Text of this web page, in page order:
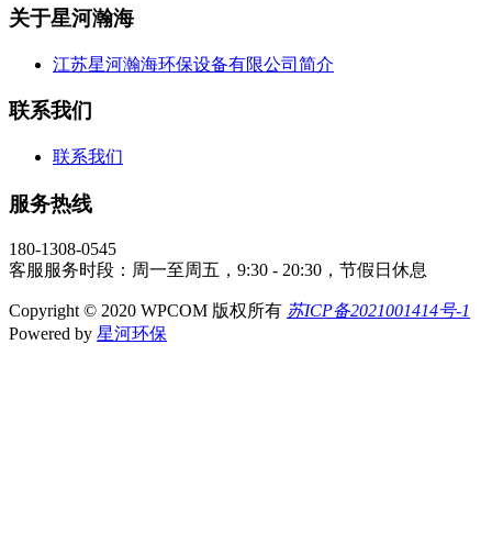
关于星河瀚海
江苏星河瀚海环保设备有限公司简介
联系我们
联系我们
服务热线
180-1308-0545
客服服务时段：周一至周五，9:30 - 20:30，节假日休息
Copyright © 2020 WPCOM 版权所有 苏ICP备2021001414号-1
Powered by 星河环保